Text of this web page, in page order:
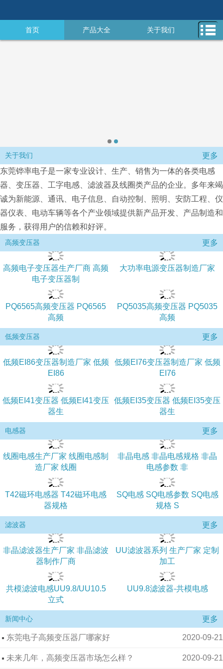
首页 产品大全 关于我们
关于我们
更多
东莞铧率电子是一家专业设计、生产、销售为一体的各类电感
器、变压器、工字电感、滤波器及线圈类产品的企业。多年来竭
诚为新能源、通讯、电子信息、自动控制、照明、安防工程、仪
器仪表、电动车辆等各个产业领域提供新产品开发、产品制造和
服务，获得用户的信赖和好评。
高频变压器 更多
高频电子变压器生产厂商 高频
电子变压器制
​大功率电源变压器制造厂家
PQ6565高频变压器 PQ6565
高频
PQ5035高频变压器 PQ5035
高频
低频变压器 更多
低频EI86变压器制造厂家 低频
EI86
低频EI76变压器制造厂家 低频
EI76
低频EI41变压器 低频EI41变压
器生
低频EI35变压器 低频EI35变压
器生
电感器 更多
线圈电感生产厂家 线圈电感制
造厂家 线圈
非晶电感 非晶电感规格 非晶
电感参数 非
T42磁环电感器 T42磁环电感
器规格
SQ电感 SQ电感参数 SQ电感
规格 S
滤波器 更多
非晶滤波器生产厂家 非晶滤波
器制作厂商
UU滤波器系列 生产厂家 定制
加工
共模滤波电感UU9.8/UU10.5
立式
UU9.8滤波器-共模电感
新闻中心 更多
2020-09-21
东莞电子高频变压器厂哪家好
2020-09-21
未来几年，高频变压器市场怎么样？